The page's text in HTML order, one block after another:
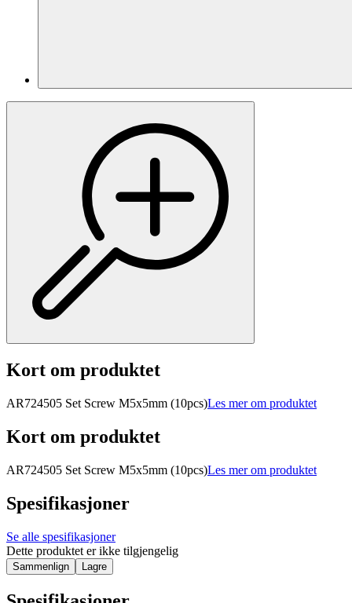
Kort om produktet
AR724505 Set Screw M5x5mm (10pcs)Les mer om produktet
Kort om produktet
AR724505 Set Screw M5x5mm (10pcs)Les mer om produktet
Spesifikasjoner
Se alle spesifikasjoner
Dette produktet er ikke tilgjengelig
Sammenlign Lagre